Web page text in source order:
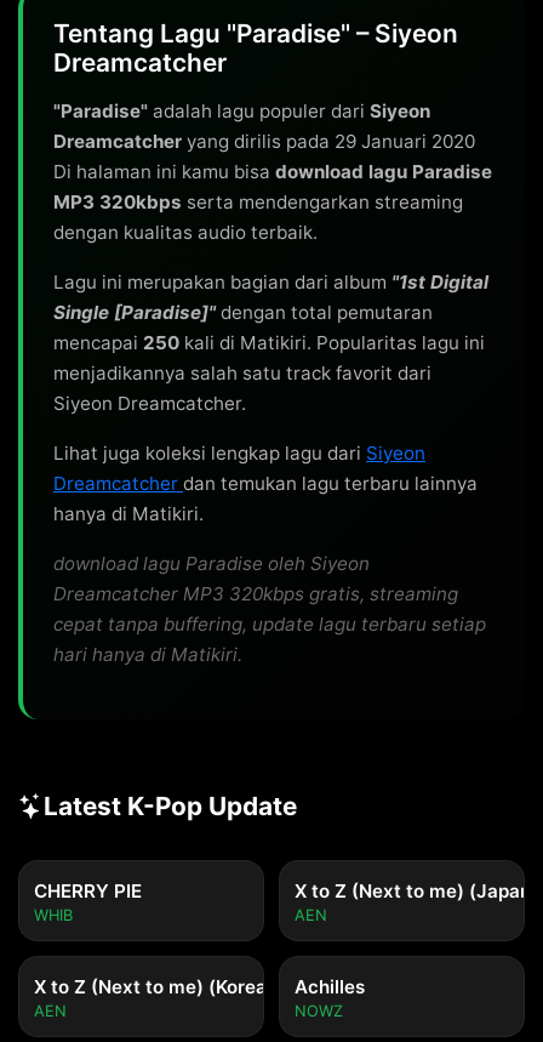
Tentang Lagu "Paradise" – Siyeon
Dreamcatcher
"Paradise" adalah lagu populer dari Siyeon
Dreamcatcher yang dirilis pada 29 Januari 2020
Di halaman ini kamu bisa download lagu Paradise
MP3 320kbps serta mendengarkan streaming
dengan kualitas audio terbaik.
Lagu ini merupakan bagian dari album "1st Digital
Single [Paradise]"dengan total pemutaran
mencapai 250 kali di Matikiri. Popularitas lagu ini
menjadikannya salah satu track favorit dari
Siyeon Dreamcatcher.
Lihat juga koleksi lengkap lagu dari Siyeon
Dreamcatcher dan temukan lagu terbaru lainnya
hanya di Matikiri.
download lagu Paradise oleh Siyeon
Dreamcatcher MP3 320kbps gratis, streaming
cepat tanpa buffering, update lagu terbaru setiap
hari hanya di Matikiri.
Latest K-Pop Update
CHERRY PIE
WHIB
X to Z (Next to me)
AEN
X to Z (Next to me) (Korean ver.)
AEN
Achilles
NOWZ